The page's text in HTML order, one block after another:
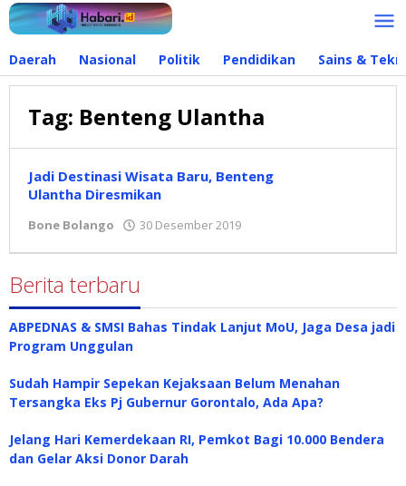
Lewati
ke
Daerah Nasional Politik Pendidikan Sains &
Tag: Benteng Ulantha
Jadi Destinasi Wisata Baru, Benteng
Ulantha Diresmikan
Bone Bolango 30 Desember 2019
Berita terbaru
ABPEDNAS & SMSI Bahas Tindak Lanjut MoU, Jaga Desa jadi
Program Unggulan
Sudah Hampir Sepekan Kejaksaan Belum Menahan
Tersangka Eks Pj Gubernur Gorontalo, Ada Apa?
Jelang Hari Kemerdekaan RI, Pemkot Bagi 10.000 Bendera
dan Gelar Aksi Donor Darah